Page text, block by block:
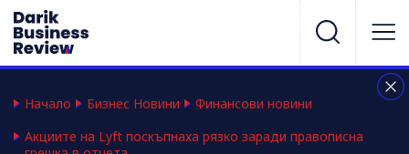
Начало Бизнес Новини
Финансови новини
Акциите на Lyft поскъпнаха рязко заради правописна